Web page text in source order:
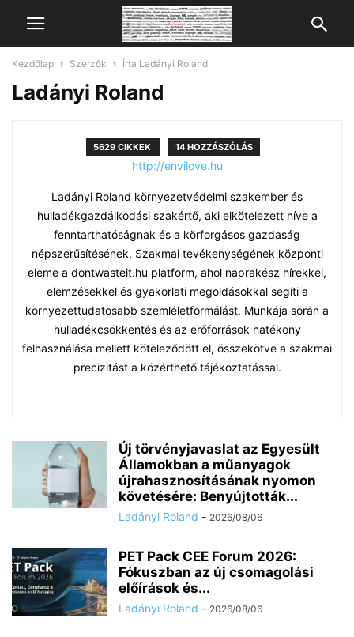
Kezdőlap Szerzők Írta Ladányi Roland
Ladányi Roland
5629 CIKKEK 14 HOZZÁSZÓLÁS
http://envilove.hu
Ladányi Roland környezetvédelmi szakember és
hulladékgazdálkodási szakértő, aki elkötelezett híve a
fenntarthatóságnak és a körforgásos gazdaság
népszerűsítésének. Szakmai tevékenységének központi
eleme a dontwasteit.hu platform, ahol naprakész hírekkel,
elemzésekkel és gyakorlati megoldásokkal segíti a
környezettudatosabb szemléletformálást. Munkája során a
hulladékcsökkentés és az erőforrások hatékony
felhasználása mellett köteleződött el, összekötve a szakmai
precizitást a közérthető tájékoztatással.
Új törvényjavaslat az Egyesült
Államokban a műanyagok
újrahasznosításának nyomon
követésére: Benyújtották...
Ladányi Roland - 2026/08/06
PET Pack CEE Forum 2026:
Fókuszban az új csomagolási
előírások és...
Ladányi Roland - 2026/08/06
Chat Mr wAIste
Helló! Miben segíthetek ma?